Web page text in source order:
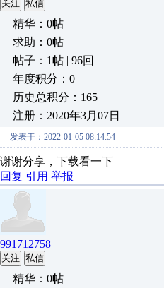
关注 私信
精华：0帖
求助：0帖
帖子：1帖 | 96回
年度积分：0
历史总积分：165
注册：2020年3月07日
发表于：2022-01-05 08:14:54
谢谢分享，下载看一下
回复 引用 举报
991712758
关注 私信
精华：0帖